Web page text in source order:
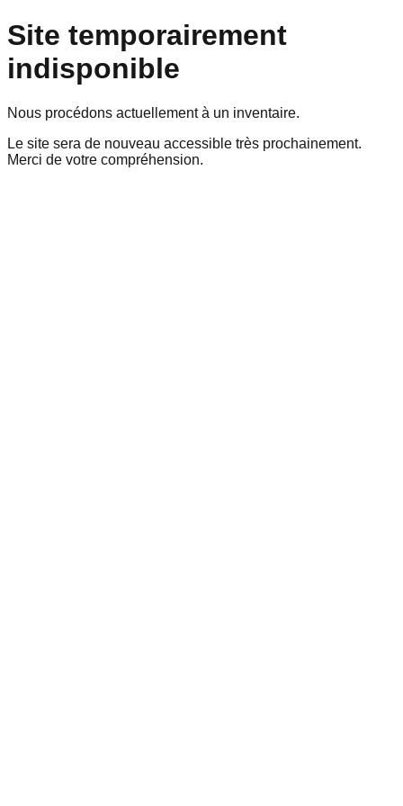
Site temporairement
indisponible
Nous procédons actuellement à un inventaire.
Le site sera de nouveau accessible très prochainement.
Merci de votre compréhension.